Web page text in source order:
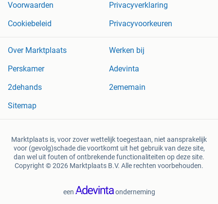
Voorwaarden
Privacyverklaring
Cookiebeleid
Privacyvoorkeuren
Over Marktplaats
Werken bij
Perskamer
Adevinta
2dehands
2ememain
Sitemap
Marktplaats is, voor zover wettelijk toegestaan, niet aansprakelijk
voor (gevolg)schade die voortkomt uit het gebruik van deze site,
dan wel uit fouten of ontbrekende functionaliteiten op deze site.
Copyright © 2026 Marktplaats B.V. Alle rechten voorbehouden.
een onderneming